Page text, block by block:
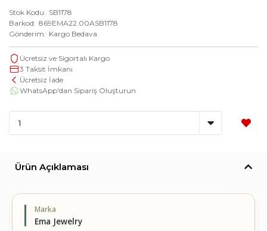
Stok Kodu
SB1178
Barkod 869EMA22.00ASB1178
Gönderim
Kargo Bedava
Ücretsiz ve Sigortalı Kargo
3 Taksit İmkanı
Ücretsiz İade
WhatsApp'dan Sipariş Oluşturun
Ürün Açıklaması
Marka
Ema Jewelry